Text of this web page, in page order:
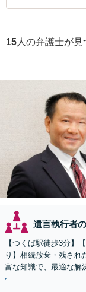
15 人の弁護士が
遺言執行者
【つくば駅徒歩3分】
り】相続放棄・残され
富な知識で、最適な解
にも対応可能です【夜